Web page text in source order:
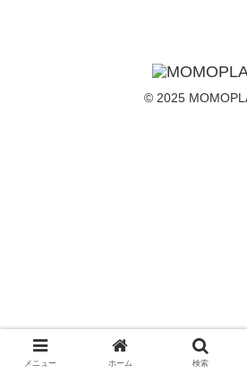
© 2025
メニュー ホーム 検索